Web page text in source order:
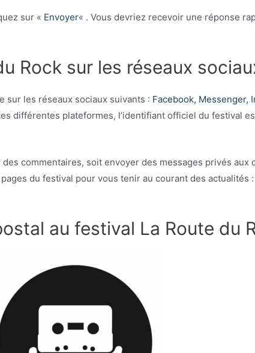
sur « Envoyer« . Vous devriez recevoir une réponse
Rock sur les réseaux
sur les réseaux sociaux suivants : Facebook, Messenger,
différentes plateformes, l’identifiant officiel du festival
commentaires, soit envoyer des messages privés aux
du festival pour vous tenir au courant des actualités
au festival La Route du